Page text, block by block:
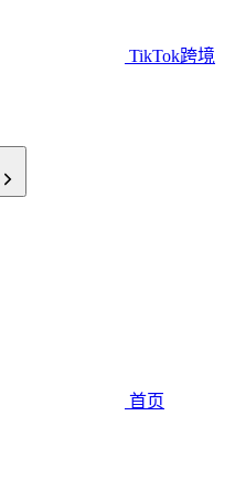
TikTok跨境
首页